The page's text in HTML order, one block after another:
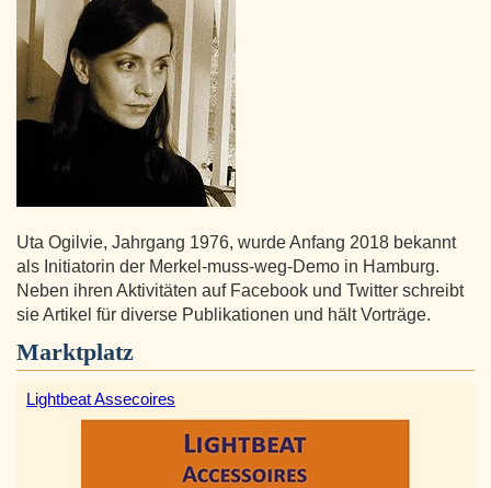
Uta Ogilvie, Jahrgang 1976, wurde Anfang 2018 bekannt
als Initiatorin der Merkel-muss-weg-Demo in Hamburg.
Neben ihren Aktivitäten auf Facebook und Twitter schreibt
sie Artikel für diverse Publikationen und hält Vorträge.
Marktplatz
Lightbeat Assecoires